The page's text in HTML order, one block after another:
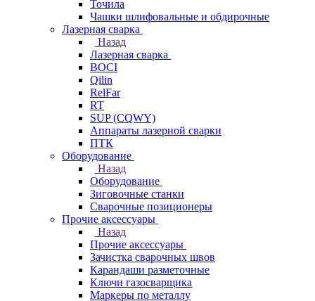
Точила
Чашки шлифовальные и обдирочные
Лазерная сварка
Назад
Лазерная сварка
BOCI
Qilin
RelFar
RT
SUP (CQWY)
Аппараты лазерной сварки
ПТК
Оборудование
Назад
Оборудование
Зиговочные станки
Сварочные позиционеры
Прочие аксессуары
Назад
Прочие аксессуары
Зачистка сварочных швов
Карандаши разметочные
Ключи газосварщика
Маркеры по металлу